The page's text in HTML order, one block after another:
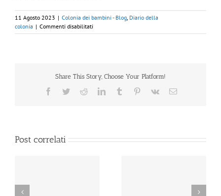
11 Agosto 2023 | Colonia dei bambini - Blog Diario della
colonia | Commenti disabilitatisu
7
Share This Story, Choose Your Platform!
Facebook
TwitterRedditLinkedInTumblr Pinterest
Vk Email
Post correlati